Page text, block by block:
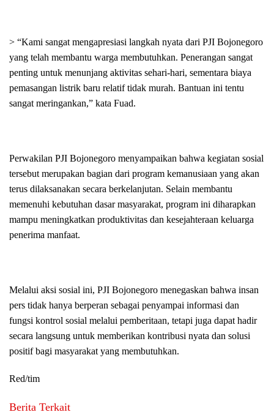
> “Kami sangat mengapresiasi langkah nyata dari PJI Bojonegoro
yang telah membantu warga membutuhkan. Penerangan sangat
penting untuk menunjang aktivitas sehari-hari, sementara biaya
pemasangan listrik baru relatif tidak murah. Bantuan ini tentu
sangat meringankan,” kata Fuad.
Perwakilan PJI Bojonegoro menyampaikan bahwa kegiatan sosial
tersebut merupakan bagian dari program kemanusiaan yang akan
terus dilaksanakan secara berkelanjutan. Selain membantu
memenuhi kebutuhan dasar masyarakat, program ini diharapkan
mampu meningkatkan produktivitas dan kesejahteraan keluarga
penerima manfaat.
Melalui aksi sosial ini, PJI Bojonegoro menegaskan bahwa insan
pers tidak hanya berperan sebagai penyampai informasi dan
fungsi kontrol sosial melalui pemberitaan, tetapi juga dapat hadir
secara langsung untuk memberikan kontribusi nyata dan solusi
positif bagi masyarakat yang membutuhkan.
Red/tim
Berita Terkait